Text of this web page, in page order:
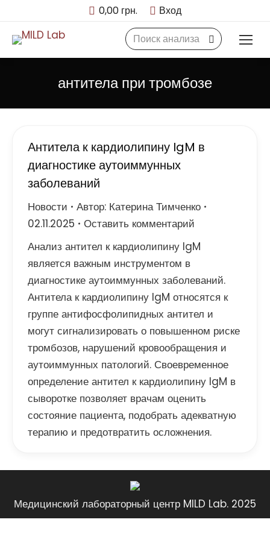
0,00 грн. Вход
Search:
антитела при тромбозе
Антитела к кардиолипину IgM в
диагностике аутоиммунных
заболеваний
Новости Автор: Катерина Тимченко
02.11.2025
Оставить комментарий
Анализ антител к кардиолипину IgM
является важным инструментом в
диагностике аутоиммунных заболеваний.
Антитела к кардиолипину IgM относятся к
группе антифосфолипидных антител и
могут сигнализировать о повышенном риске
тромбозов, нарушений кровообращения и
аутоиммунных патологий. Своевременное
определение антител к кардиолипину IgM в
сыворотке позволяет врачам оценить
состояние пациента, подобрать адекватную
терапию и предотвратить осложнения.
Медицинский лабораторный центр MILD Lab. 2025